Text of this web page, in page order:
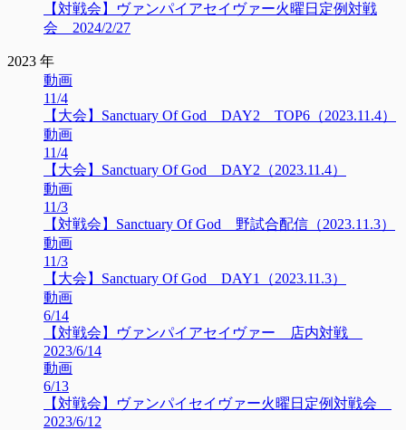
【対戦会】ヴァンパイアセイヴァー火曜日定例対戦
会 2024/2/27
2023 年
動画
11/4
【大会】Sanctuary Of God DAY2 TOP6（2023.11.4）
動画
11/4
【大会】Sanctuary Of God DAY2（2023.11.4）
動画
11/3
【対戦会】Sanctuary Of God 野試合配信（2023.11.3）
動画
11/3
【大会】Sanctuary Of God DAY1（2023.11.3）
動画
6/14
【対戦会】ヴァンパイアセイヴァー 店内対戦
2023/6/14
動画
6/13
【対戦会】ヴァンパイセイヴァー火曜日定例対戦会
2023/6/12